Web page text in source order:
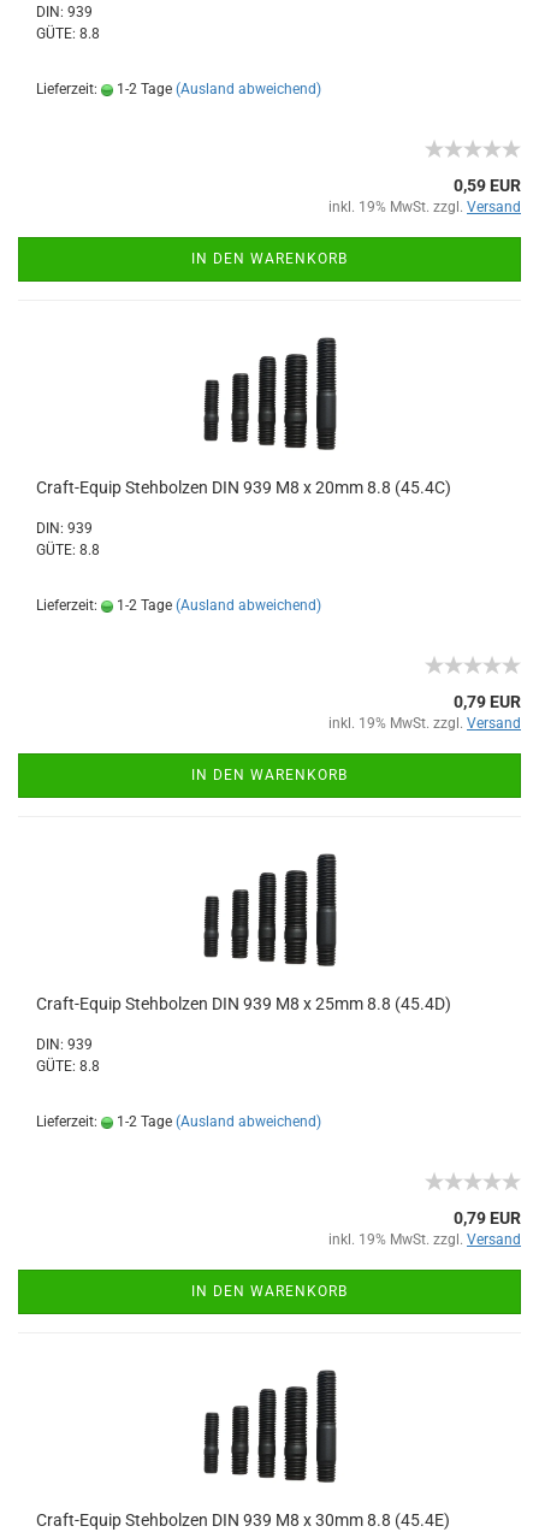
DIN: 939
GÜTE: 8.8
Lieferzeit: 1-2 Tage (Ausland abweichend)
0,59 EUR
inkl. 19% MwSt. zzgl. Versand
IN DEN WARENKORB
Craft-Equip Stehbolzen DIN 939 M8 x 20mm 8.8 (45.4C)
DIN: 939
GÜTE: 8.8
Lieferzeit: 1-2 Tage (Ausland abweichend)
0,79 EUR
inkl. 19% MwSt. zzgl. Versand
IN DEN WARENKORB
Craft-Equip Stehbolzen DIN 939 M8 x 25mm 8.8 (45.4D)
DIN: 939
GÜTE: 8.8
Lieferzeit: 1-2 Tage (Ausland abweichend)
0,79 EUR
inkl. 19% MwSt. zzgl. Versand
IN DEN WARENKORB
Craft-Equip Stehbolzen DIN 939 M8 x 30mm 8.8 (45.4E)